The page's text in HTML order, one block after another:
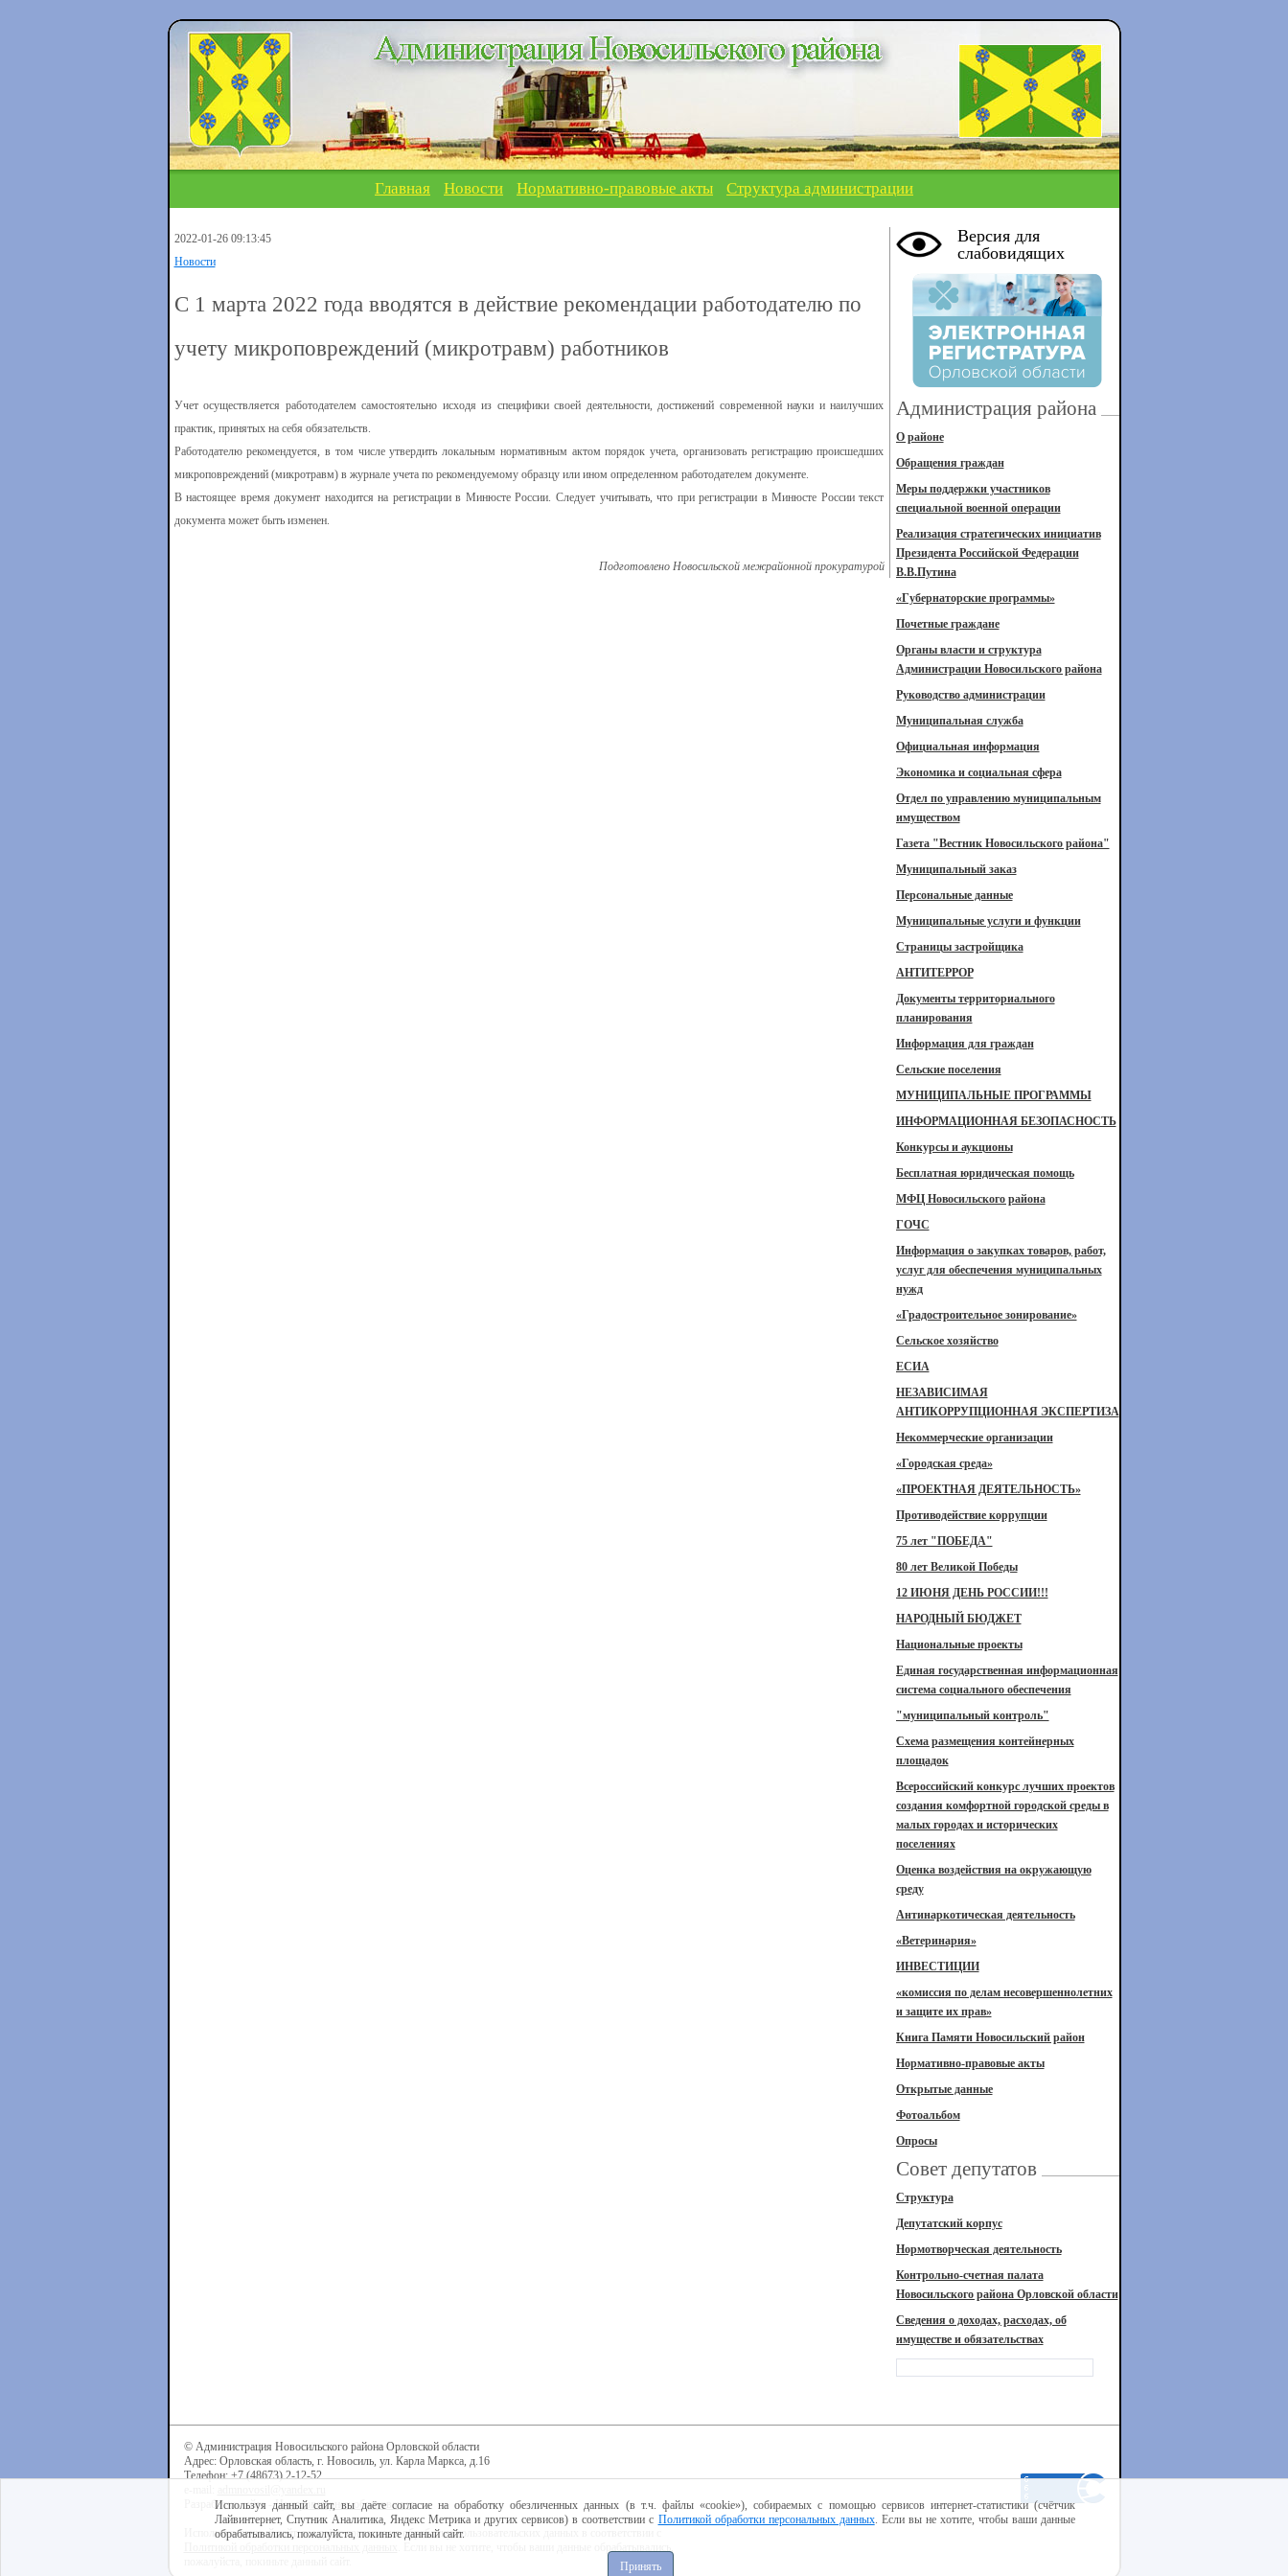
Главная Новости Нормативно-правовые акты Структура администрации
2022-01-26 09:13:45
Новости
С 1 марта 2022 года вводятся в действие рекомендации работодателю по
учету микроповреждений (микротравм) работников
Учет осуществляется работодателем самостоятельно исходя из специфики своей деятельности, достижений современной науки и наилучших
практик, принятых на себя обязательств.
Работодателю рекомендуется, в том числе утвердить локальным нормативным актом порядок учета, организовать регистрацию происшедших
микроповреждений (микротравм) в журнале учета по рекомендуемому образцу или ином определенном работодателем документе.
В настоящее время документ находится на регистрации в Минюсте России. Следует учитывать, что при регистрации в Минюсте России текст
документа может быть изменен.
Подготовлено Новосильской межрайонной прокуратурой
Версия для
слабовидящих
Администрация района
О районе
Обращения граждан
Меры поддержки участников
специальной военной операции
Реализация стратегических инициатив
Президента Российской Федерации
В.В.Путина
«Губернаторские программы»
Почетные граждане
Органы власти и структура
Администрации Новосильского района
Руководство администрации
Муниципальная служба
Официальная информация
Экономика и социальная сфера
Отдел по управлению муниципальным
имуществом
Газета "Вестник Новосильского района"
Муниципальный заказ
Персональные данные
Муниципальные услуги и функции
Страницы застройщика
АНТИТЕРРОР
Документы территориального
планирования
Информация для граждан
Сельские поселения
МУНИЦИПАЛЬНЫЕ ПРОГРАММЫ
ИНФОРМАЦИОННАЯ БЕЗОПАСНОСТЬ
Конкурсы и аукционы
Бесплатная юридическая помощь
МФЦ Новосильского района
ГОЧС
Информация о закупках товаров, работ,
услуг для обеспечения муниципальных
нужд
«Градостроительное зонирование»
Сельское хозяйство
ЕСИА
НЕЗАВИСИМАЯ
АНТИКОРРУПЦИОННАЯ ЭКСПЕРТИЗА
Некоммерческие организации
«Городская среда»
«ПРОЕКТНАЯ ДЕЯТЕЛЬНОСТЬ»
Противодействие коррупции
75 лет "ПОБЕДА"
80 лет Великой Победы
12 ИЮНЯ ДЕНЬ РОССИИ!!!
НАРОДНЫЙ БЮДЖЕТ
Национальные проекты
Единая государственная информационная
система социального обеспечения
"муниципальный контроль"
Схема размещения контейнерных
площадок
Всероссийский конкурс лучших проектов
создания комфортной городской среды в
малых городах и исторических
поселениях
Оценка воздействия на окружающую
среду
Антинаркотическая деятельность
«Ветеринария»
ИНВЕСТИЦИИ
«комиссия по делам несовершеннолетних
и защите их прав»
Книга Памяти Новосильский район
Нормативно-правовые акты
Открытые данные
Фотоальбом
Опросы
Совет депутатов
Структура
Депутатский корпус
Нормотворческая деятельность
Контрольно-счетная палата
Новосильского района Орловской области
Сведения о доходах, расходах, об
имуществе и обязательствах
© Администрация Новосильского района Орловской области
Адрес: Орловская область, г. Новосиль, ул. Карла Маркса, д.16
Телефон: +7 (48673) 2-12-52
Разработка сайта -Центр интернет-образования
Используя данный сайт, вы даёте согласие на обработку пользовательских данных в соответствии с
Используя данный сайт, вы даёте согласие на обработку обезличенных данных (в т.ч. файлы «cookie»), собираемых с помощью сервисов интернет-статистики (счётчик
Лайвинтернет, Спутник Аналитика, Яндекс Метрика и других сервисов) в соответствии с Политикой обработки персональных данных. Если вы не хотите, чтобы ваши данные
обрабатывались, пожалуйста, покиньте данный сайт.
Принять